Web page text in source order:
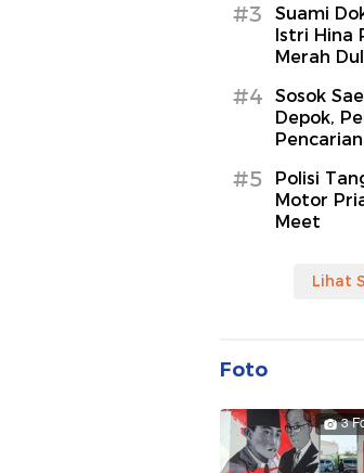
#3
Suami
Istri Hina
Merah
#4
Sosok
Depok,
#5
Polisi
Motor
Meet
Lihat
Foto
3